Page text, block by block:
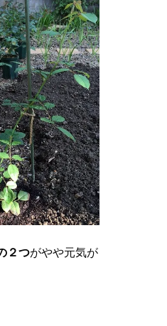
２つがやや元気が